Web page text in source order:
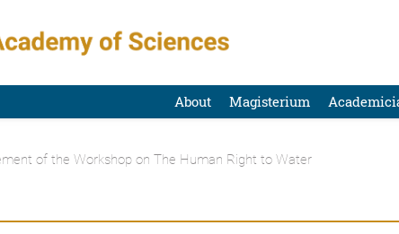
About Magisterium
of the Workshop on The Human Right to Water